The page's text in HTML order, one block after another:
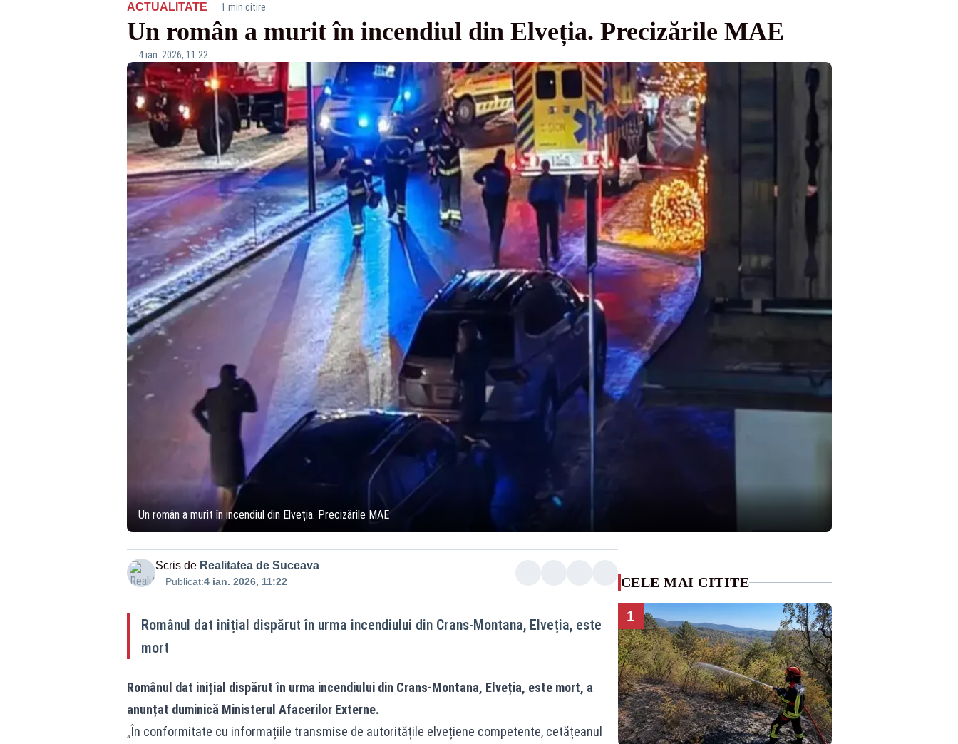
ACTUALITATE· 1 min citire
Un român a murit în incendiul din Elveția. Precizările MAE
4 ian. 2026, 11:22
Un român a murit în incendiul din Elveția. Precizările MAE
Scris de Realitatea de Suceava
Publicat:4 ian. 2026, 11:22
Românul dat inițial dispărut în urma incendiului din Crans-Montana, Elveția, este
mort
Românul dat inițial dispărut în urma incendiului din Crans-Montana, Elveția, este mort, a
anunțat duminică Ministerul Afacerilor Externe.
„În conformitate cu informațiile transmise de autoritățile elvețiene competente, cetățeanul
CELE MAI CITITE
1